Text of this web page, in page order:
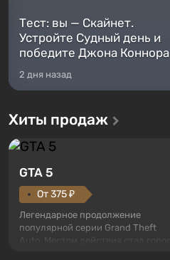
Тест: вы — Скайнет.
Устройте Судный день и
победите Джона Коннора
2 дня назад
Хиты продаж
GTA 5
От 375 ₽
Легендарное продолжение
популярной серии Grand Theft
Auto. Местом действия стал город